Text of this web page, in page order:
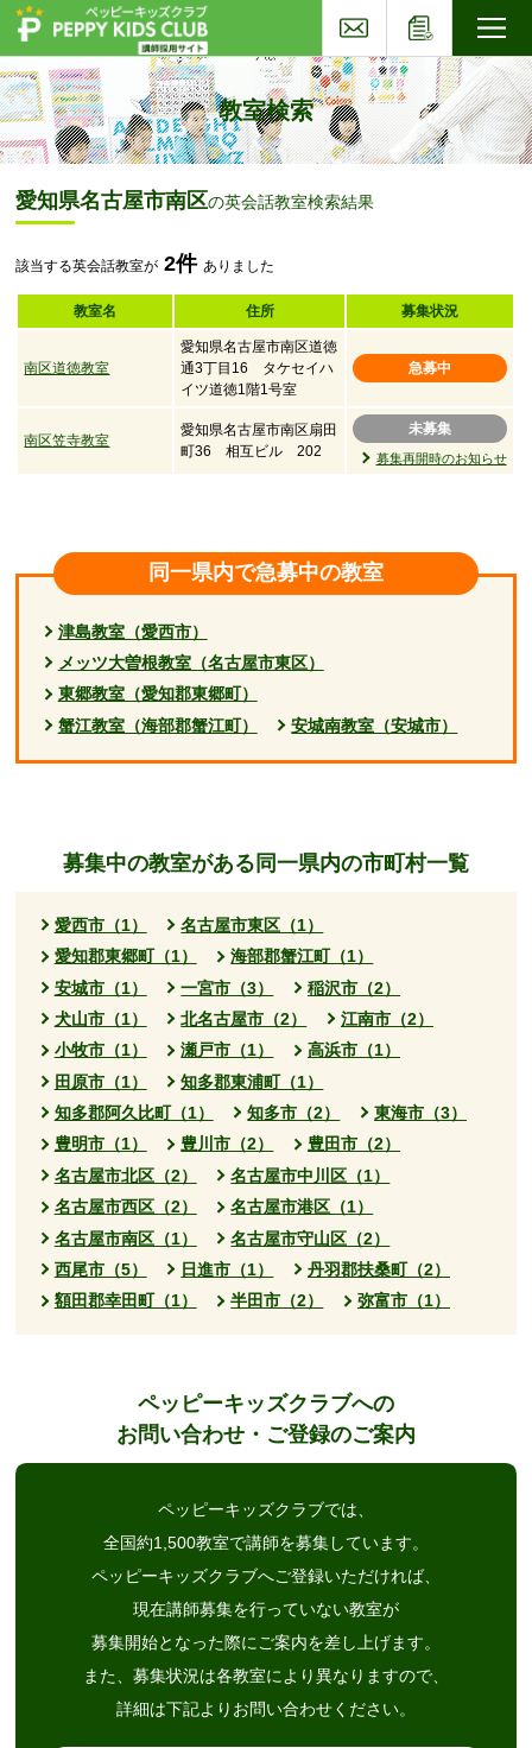
教室検索
愛知県名古屋市南区の英会話教室検索結果
該当する英会話教室が 2件 ありました
教室名 住所 募集状況
南区道徳教室
愛知県名古屋市南区道徳
通3丁目16 タケセイハ
イツ道徳1階1号室
急募中
南区笠寺教室
愛知県名古屋市南区扇田
町36 相互ビル 202
未募集
募集再開時のお知らせ
同一県内で急募中の教室
津島教室（愛西市）
メッツ大曽根教室（名古屋市東区）
東郷教室（愛知郡東郷町）
蟹江教室（海部郡蟹江町）
安城南教室（安城市）
募集中の教室がある同一県内の市町村一覧
愛西市（1）
名古屋市東区（1）
愛知郡東郷町（1）
海部郡蟹江町（1）
安城市（1）
一宮市（3）
稲沢市（2）
犬山市（1）
北名古屋市（2）
江南市（2）
小牧市（1）
瀬戸市（1）
高浜市（1）
田原市（1）
知多郡東浦町（1）
知多郡阿久比町（1）
知多市（2）
東海市（3）
豊明市（1）
豊川市（2）
豊田市（2）
名古屋市北区（2）
名古屋市中川区（1）
名古屋市西区（2）
名古屋市港区（1）
名古屋市南区（1）
名古屋市守山区（2）
西尾市（5）
日進市（1）
丹羽郡扶桑町（2）
額田郡幸田町（1）
半田市（2） 弥富市（1）
ペッピーキッズクラブへの
お問い合わせ・ご登録のご案内
ペッピーキッズクラブでは、
全国約1,500教室で講師を募集しています。
ペッピーキッズクラブへご登録いただければ、
現在講師募集を行っていない教室が
募集開始となった際にご案内を差し上げます。
また、募集状況は各教室により異なりますので、
詳細は下記よりお問い合わせください。